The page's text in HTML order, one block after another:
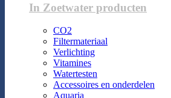
In Zoetwater producten
CO2
Filtermateriaal
Verlichting
Vitamines
Watertesten
Accessoires en onderdelen
Aquaria